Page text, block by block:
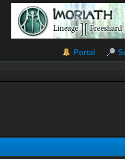
Portal